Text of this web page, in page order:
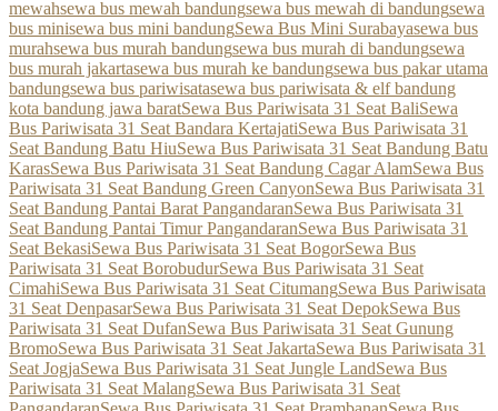
mewahsewa bus mewah bandungsewa bus mewah di bandungsewa
bus minisewa bus mini bandungSewa Bus Mini Surabayasewa bus
murahsewa bus murah bandungsewa bus murah di bandungsewa
bus murah jakartasewa bus murah ke bandungsewa bus pakar utama
bandungsewa bus pariwisatasewa bus pariwisata & elf bandung
kota bandung jawa baratSewa Bus Pariwisata 31 Seat BaliSewa
Bus Pariwisata 31 Seat Bandara KertajatiSewa Bus Pariwisata 31
Seat Bandung Batu HiuSewa Bus Pariwisata 31 Seat Bandung Batu
KarasSewa Bus Pariwisata 31 Seat Bandung Cagar AlamSewa Bus
Pariwisata 31 Seat Bandung Green CanyonSewa Bus Pariwisata 31
Seat Bandung Pantai Barat PangandaranSewa Bus Pariwisata 31
Seat Bandung Pantai Timur PangandaranSewa Bus Pariwisata 31
Seat BekasiSewa Bus Pariwisata 31 Seat BogorSewa Bus
Pariwisata 31 Seat BorobudurSewa Bus Pariwisata 31 Seat
CimahiSewa Bus Pariwisata 31 Seat CitumangSewa Bus Pariwisata
31 Seat DenpasarSewa Bus Pariwisata 31 Seat DepokSewa Bus
Pariwisata 31 Seat DufanSewa Bus Pariwisata 31 Seat Gunung
BromoSewa Bus Pariwisata 31 Seat JakartaSewa Bus Pariwisata 31
Seat JogjaSewa Bus Pariwisata 31 Seat Jungle LandSewa Bus
Pariwisata 31 Seat MalangSewa Bus Pariwisata 31 Seat